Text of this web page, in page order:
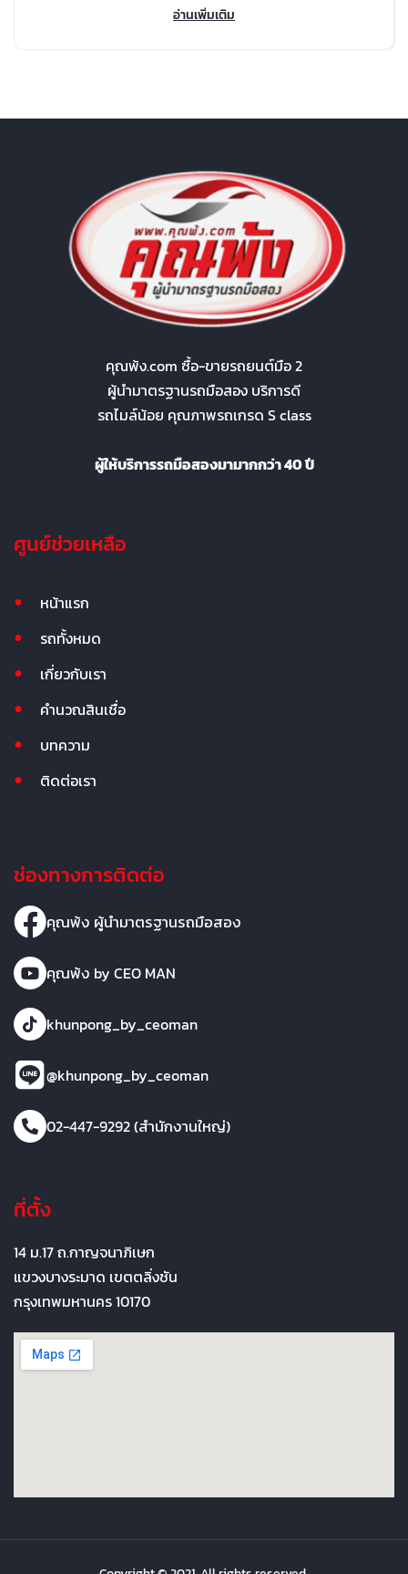
อ่านเพิ่มเติม
คุณพ้ง.com ซื้อ-ขายรถยนต์มือ 2
ผู้นำมาตรฐานรถมือสอง บริการดี
รถไมล์น้อย คุณภาพรถเกรด S class
ผู้ให้บริการรถมือสองมามากกว่า 40 ปี
ศูนย์ช่วยเหลือ
หน้าแรก
รถทั้งหมด
เกี่ยวกับเรา
คำนวณสินเชื่อ
บทความ
ติดต่อเรา
ช่องทางการติดต่อ
คุณพ้ง ผู้นำมาตรฐานรถมือสอง
คุณพ้ง by CEO MAN
khunpong_by_ceoman
@khunpong_by_ceoman
02-447-9292 (สำนักงานใหญ่)
ที่ตั้ง
14 ม.17 ถ.กาญจนาภิเษก
แขวงบางระมาด เขตตลิ่งชัน
กรุงเทพมหานคร 10170